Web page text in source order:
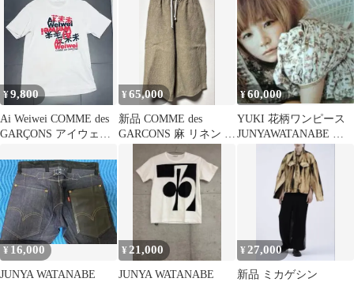
¥9,800
Ai Weiwei COMME des
GARÇONS アイウェイ
¥65,000
新品 COMME des
GARCONS 麻 リネン ク
ロップド 26ss
¥60,000
YUKI 花柄ワンピース
JUNYAWATANABE コ
ムデギャルソン ジュン
¥ 16,000
JUNYA WATANABE
¥ 21,000
JUNYA WATANABE
¥ 27,000
新品 ミカゲシン